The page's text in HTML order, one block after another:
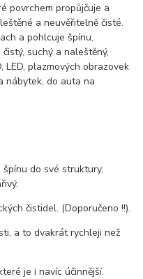
povrchem propůjčuje a
a neuvěřitelně čisté.
a pohlcuje špínu,
suchý a naleštěný,
LED, plazmových obrazovek
nábytek, do auta na
do své struktury,
čistidel. (Doporučeno !!).
a to dvakrát rychleji než
je i navíc účinnější.